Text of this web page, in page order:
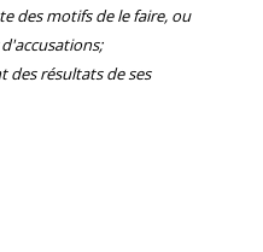
des motifs de le faire, ou
résultats de ses